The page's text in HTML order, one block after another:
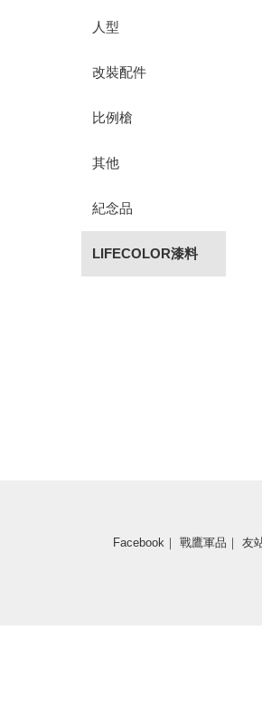
人型
改裝配件
比例槍
其他
紀念品
LIFECOLOR漆料
Facebook ｜ 戰鷹軍品 ｜ 友